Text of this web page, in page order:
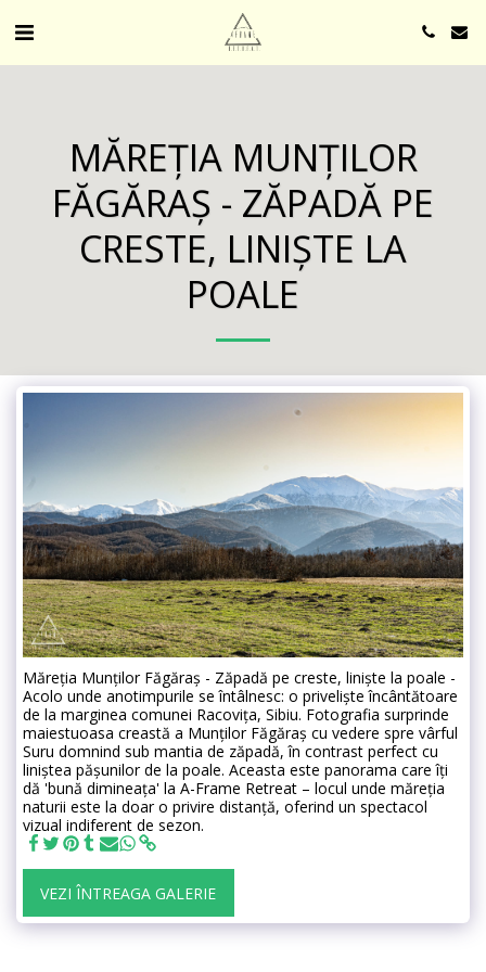
MĂREȚIA MUNȚILOR
FĂGĂRAȘ - ZĂPADĂ PE
CRESTE, LINIȘTE LA
POALE
Măreția Munților Făgăraș - Zăpadă pe creste, liniște la poale -
Acolo unde anotimpurile se întâlnesc: o priveliște încântătoare
de la marginea comunei Racovița, Sibiu. Fotografia surprinde
maiestuoasa creastă a Munților Făgăraș cu vedere spre vârful
Suru domnind sub mantia de zăpadă, în contrast perfect cu
liniștea pășunilor de la poale. Aceasta este panorama care îți
dă 'bună dimineața' la A-Frame Retreat – locul unde măreția
naturii este la doar o privire distanță, oferind un spectacol
vizual indiferent de sezon.
VEZI ÎNTREAGA GALERIE